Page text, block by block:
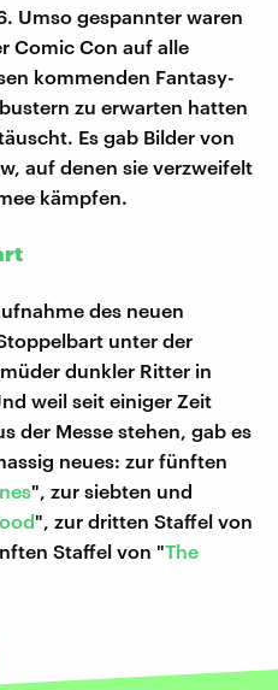
Umso gespannter waren
Comic Con auf alle
kommenden Fantasy-
zu erwarten hatten
Es gab Bilder von
auf denen sie verzweifelt
kämpfen.
des neuen
unter der
dunkler Ritter in
weil seit einiger Zeit
der Messe stehen, gab es
neues: zur fünften
", zur siebten und
", zur dritten Staffel von
Staffel von "The